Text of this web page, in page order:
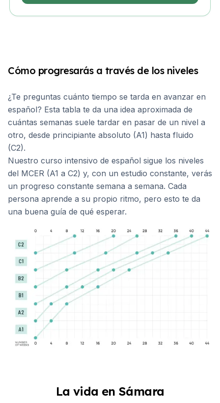
Cómo progresarás a través de los niveles
¿Te preguntas cuánto tiempo se tarda en avanzar en
español? Esta tabla te da una idea aproximada de
cuántas semanas suele tardar en pasar de un nivel a
otro, desde principiante absoluto (A1) hasta fluido
(C2).
Nuestro curso intensivo de español sigue los niveles
del MCER (A1 a C2) y, con un estudio constante, verás
un progreso constante semana a semana. Cada
persona aprende a su propio ritmo, pero esto te da
una buena guía de qué esperar.
La vida en Sámara